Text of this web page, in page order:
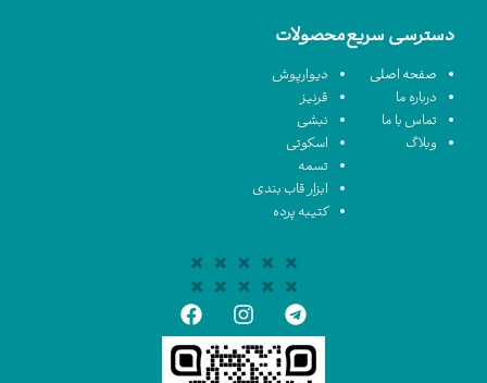
دسترسی سریع
صفحه اصلی
درباره ما
تماس با ما
وبلاگ
محصولات
دیوارپوش
قرنیز
نبشی
اسکوتی
تسمه
ابزار قاب بندی
کتیبه پرده